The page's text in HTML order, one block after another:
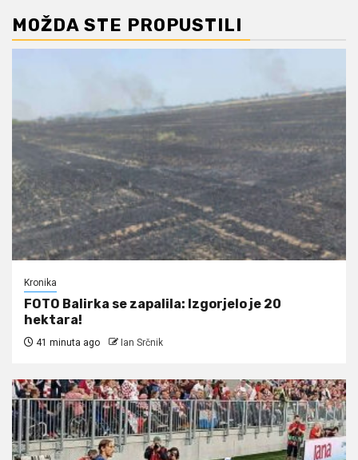
MOŽDA STE PROPUSTILI
Kronika
FOTO Balirka se zapalila: Izgorjelo je 20
hektara!
41 minuta ago Ian Srčnik